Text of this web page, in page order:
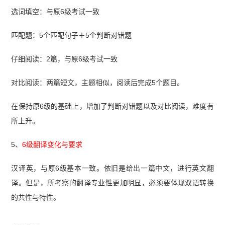
选词填空：与原6级考试一致
匹配题：5个匹配句子＋5个判断对错题
仔细阅读：2篇，与原6级考试一致
对比阅读：两篇短文，主题相似，阅读后完成5个题目。
在保持原6级的基础上，增加了判断对错题以及对比阅读，难度有
所上升。
5、6级翻译变化与要求
汉译英，与原6级基本一致。依旧是给出一篇中文，进行英文翻
译。但是，所考察的翻译专业性更加明显，必须要体现双语转换
的共性与特性。